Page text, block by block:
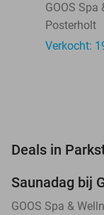
GOOS Spa
Posterholt
Verkocht:
Deals in
Saunadag bij
GOOS Spa &